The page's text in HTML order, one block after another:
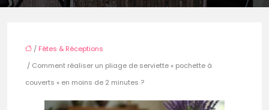
/ Fêtes & Réceptions
/ Comment réaliser un pliage de serviette « pochette à
couverts » en moins de 2 minutes ?